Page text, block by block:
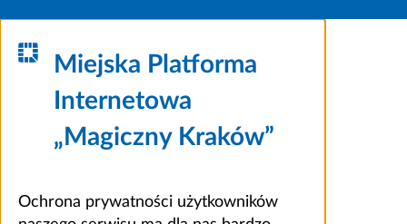
Miejska Platforma
Internetowa
„Magiczny Kraków”
Ochrona prywatności użytkowników